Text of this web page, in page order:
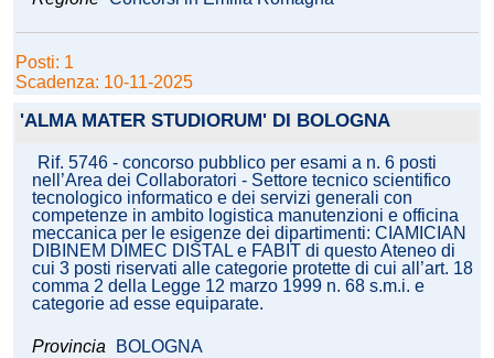
Posti: 1
Scadenza: 10-11-2025
'ALMA MATER STUDIORUM' DI BOLOGNA
Rif. 5746 - concorso pubblico per esami a n. 6 posti
nell’Area dei Collaboratori - Settore tecnico scientifico
tecnologico informatico e dei servizi generali con
competenze in ambito logistica manutenzioni e officina
meccanica per le esigenze dei dipartimenti: CIAMICIAN
DIBINEM DIMEC DISTAL e FABIT di questo Ateneo di
cui 3 posti riservati alle categorie protette di cui all’art. 18
comma 2 della Legge 12 marzo 1999 n. 68 s.m.i. e
categorie ad esse equiparate.
Provincia BOLOGNA